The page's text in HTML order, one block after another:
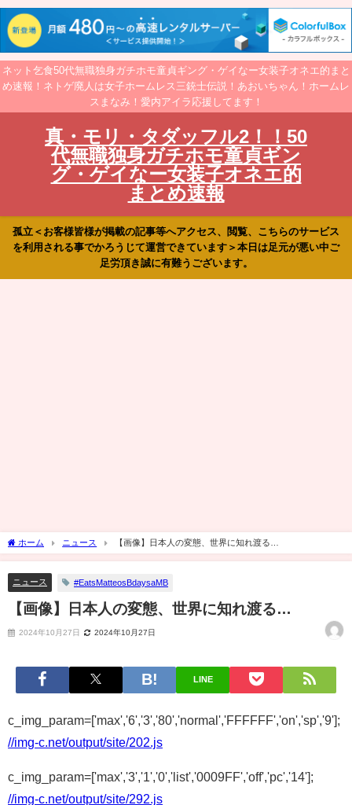
ネット乞食50代無職独身ガチホモ童貞ギング・ゲイなー女装子オネエ的まと
め速報！ネトゲ廃人は女子ホームレス三銃士伝説！あおいちゃん！ホームレ
スまなみ！愛内アイラ応援してます！
真・モリ・タダッフル2！！50
代無職独身ガチホモ童貞ギン
グ・ゲイなー女装子オネエ的
まとめ速報
孤立＜お客様皆様が掲載の記事等へアクセス、閲覧、こちらのサービス
を利用される事でかろうじて運営できています＞本日は足元が悪い中ご
足労頂き誠に有難うございます。
ホーム ニュース 【画像】日本人の変態、世界に知れ渡る…
ニュース #EatsMatteosBdaysaMB
【画像】日本人の変態、世界に知れ渡る…
2024年10月27日 2024年10月27日
LINE
c_img_param=['max','6','3','80','normal','FFFFFF','on','sp','9'];
//img-c.net/output/site/202.js
c_img_param=['max','3','1','0','list','0009FF','off','pc','14'];
//img-c.net/output/site/292.js